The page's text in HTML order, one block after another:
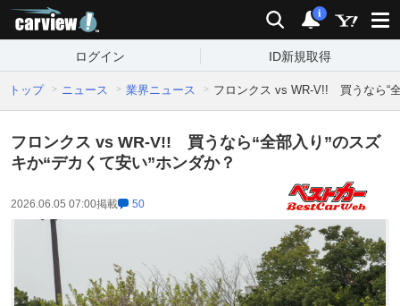
検索 通知
i
ログイン ID新規取得
トップ ニュース 業界ニュース フロンクス vs WR-V!! 買うなら“
フロンクス vs WR-V!! 買うなら“全部入り”のスズ
キか“デカくて安い”ホンダか？
2026.06.05 07:00掲載 50